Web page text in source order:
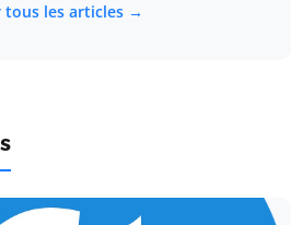
tous les articles →